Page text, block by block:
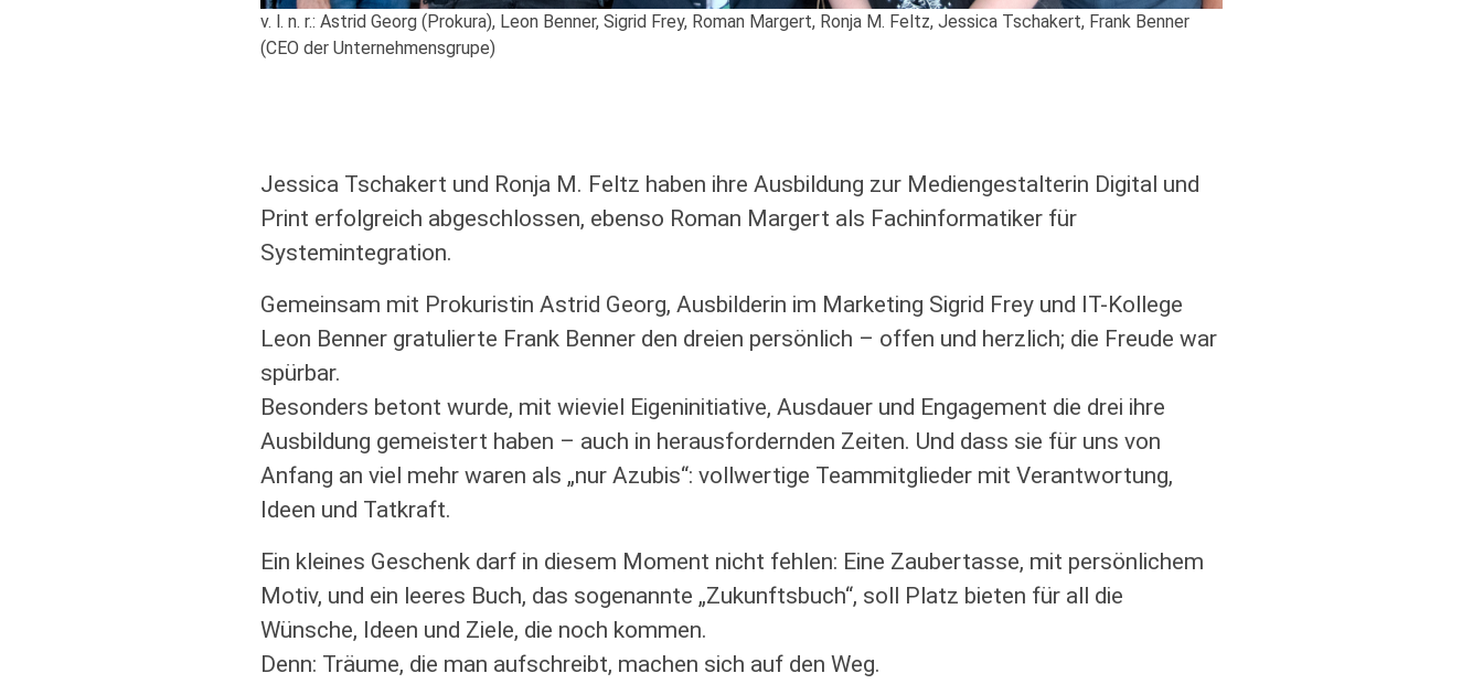
v. l. n. r.: Astrid Georg (Prokura), Leon Benner, Sigrid Frey, Roman Margert, Ronja M. Feltz, Jessica Tschakert, Frank Benner
(CEO der Unternehmensgrupe)
Jessica Tschakert und Ronja M. Feltz haben ihre Ausbildung zur Mediengestalterin Digital und
Print erfolgreich abgeschlossen, ebenso Roman Margert als Fachinformatiker für
Systemintegration.
Gemeinsam mit Prokuristin Astrid Georg, Ausbilderin im Marketing Sigrid Frey und IT-Kollege
Leon Benner gratulierte Frank Benner den dreien persönlich – offen und herzlich; die Freude war
spürbar.
Besonders betont wurde, mit wieviel Eigeninitiative, Ausdauer und Engagement die drei ihre
Ausbildung gemeistert haben – auch in herausfordernden Zeiten. Und dass sie für uns von
Anfang an viel mehr waren als „nur Azubis“: vollwertige Teammitglieder mit Verantwortung,
Ideen und Tatkraft.
Ein kleines Geschenk darf in diesem Moment nicht fehlen: Eine Zaubertasse, mit persönlichem
Motiv, und ein leeres Buch, das sogenannte „Zukunftsbuch“, soll Platz bieten für all die
Wünsche, Ideen und Ziele, die noch kommen.
Denn: Träume, die man aufschreibt, machen sich auf den Weg.